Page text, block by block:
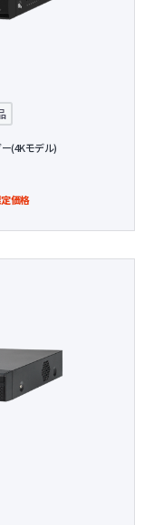
(4Kモデル)
価格